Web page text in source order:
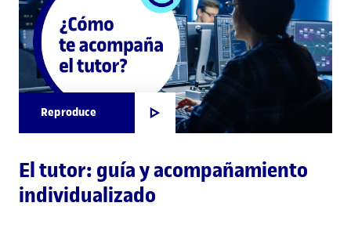
Reproduce
El tutor: guía y acompañamiento
individualizado